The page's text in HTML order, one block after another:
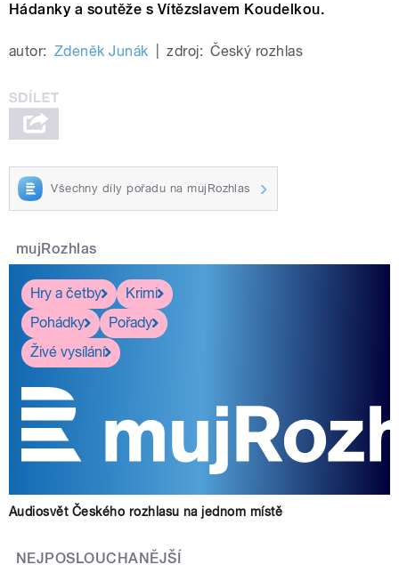
Hádanky a soutěže s Vítězslavem Koudelkou.
autor: Zdeněk Junák zdroj: Český rozhlas
Všechny díly pořadu na mujRozhlas
mujRozhlas
Hry a četby
Krimi
Pohádky
Pořady
Živé vysílání
Audiosvět Českého rozhlasu na jednom místě
NEJPOSLOUCHANĚJŠÍ